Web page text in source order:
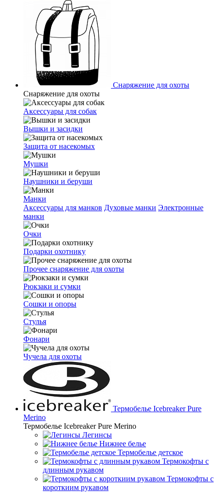
Снаряжение для охоты
Снаряжение для охоты
Аксессуары для собак
Вышки и засидки
Защита от насекомых
Мушки
Наушники и беруши
Манки
Аксессуары для манков Духовые манки Электронные
манки
Очки
Подарки охотнику
Прочее снаряжение для охоты
Рюкзаки и сумки
Сошки и опоры
Стулья
Фонари
Чучела для охоты
Термобелье Icebreaker Pure
Merino
Термобелье Icebreaker Pure Merino
Легинсы
Нижнее белье
Термобелье детское
Термокофты с
длинным рукавом
Термокофты с
короткиим рукавом